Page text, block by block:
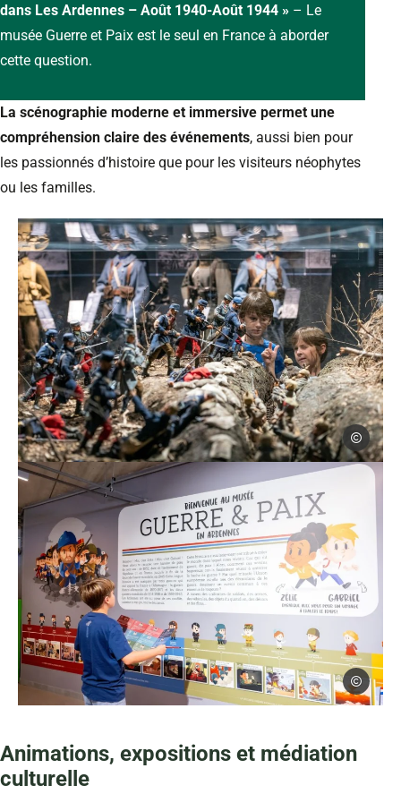
dans Les Ardennes – Août 1940-Août 1944 » – Le
musée Guerre et Paix est le seul en France à aborder
cette question.
La scénographie moderne et immersive permet une
compréhension claire des événements, aussi bien pour
les passionnés d’histoire que pour les visiteurs néophytes
ou les familles.
Musée Guerre et Paix à Novion-Porcien dans les Ardennes –
David
Musée Guerre et Paix à Novion-Porcien dans les Ardennes avec
Loïc
Animations, expositions et médiation
culturelle